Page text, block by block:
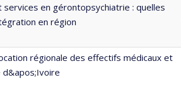
services en gérontopsychiatrie : quelles
en région
régionale des effectifs médicaux et
d&apos;Ivoire